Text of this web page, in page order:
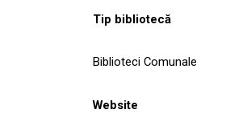
CULTURALE
NOUTĂȚI
Tip bibliotecă
Biblioteci Comunale
Website